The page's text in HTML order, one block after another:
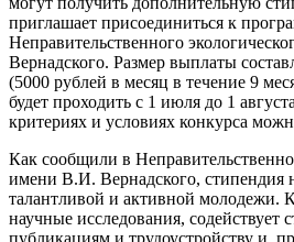
приглашает присоединиться к
Неправительственного
Вернадского. Размер выплаты
(5000 рублей в месяц в течение 9
будет проходить с 1 июля до 1
критериях и условиях конкурса
Как сообщили в
имени В.И. Вернадского, стипендия
талантливой и активной молодежи.
научные исследования, содействует
публикациям и трудоустройству и